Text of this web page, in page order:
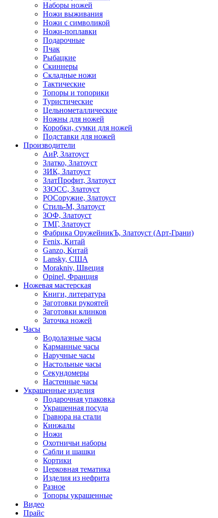
Наборы ножей
Ножи выживания
Ножи с символикой
Ножи-поплавки
Подарочные
Пчак
Рыбацкие
Скиннеры
Складные ножи
Тактические
Топоры и топорики
Туристические
Цельнометаллические
Ножны для ножей
Коробки, сумки для ножей
Подставки для ножей
Производители
АиР, Златоуст
Златко, Златоуст
ЗИК, Златоуст
ЗлатПрофит, Златоуст
ЗЗОСС, Златоуст
РОСоружие, Златоуст
Стиль-М, Златоуст
ЗОФ, Златоуст
ТМГ, Златоуст
Фабрика ОружейникЪ, Златоуст (Арт-Грани)
Fenix, Китай
Ganzo, Китай
Lansky, США
Morakniv, Швеция
Opinel, Франция
Ножевая мастерская
Книги, литература
Заготовки рукоятей
Заготовки клинков
Заточка ножей
Часы
Водолазные часы
Карманные часы
Наручные часы
Настольные часы
Секундомеры
Настенные часы
Украшенные изделия
Подарочная упаковка
Украшенная посуда
Гравюра на стали
Кинжалы
Ножи
Охотничьи наборы
Сабли и шашки
Кортики
Церковная тематика
Изделия из нефрита
Разное
Топоры украшенные
Видео
Прайс